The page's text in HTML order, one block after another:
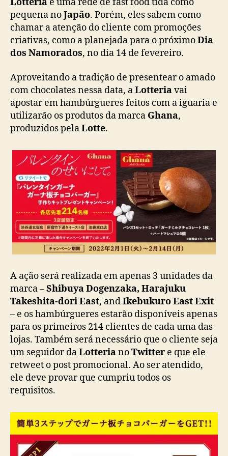
e
c
e
r
h
m
ú
r
g
r
e
c
h
o
c
o
l
a
e
n
o
i
a
d
o
s
N
r
d
Lotteria é uma rede de fast food tida como
pequena noJapão. Porém, eles sabem como
chamar a atenção do cliente com promoções
criativas, como a planejada para o próximoDia
dos Namorados, no dia 14 de fevereiro.
Aproveitando a tradição de presentear o amado
com chocolates nessa data, aLotteriavai
apostar em hambúrgueres feitos com a iguaria e
utilizarão os produtos da marca Ghana,
produzidos pelaLotte.
A ação será realizada em apenas 3 unidades da
marca –Shibuya Dogenzaka, Harajuku
Takeshita-dori East, andIkebukuro East Exit
– e os hambúrgueres estarão disponíveis apenas
para os primeiros 214 clientes de cada uma das
lojas. Também será necessário que o cliente seja
um seguidor daLotterianoTwitter e que ele
retweet o post promocional. Ao ser atendido,
ele deve provar que cumpriu todos os
requisitos.